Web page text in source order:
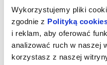
Wykorzystujemy pliki
zgodnie z Polityką
i reklam, aby oferować
analizować ruch w naszej
korzystasz z naszej